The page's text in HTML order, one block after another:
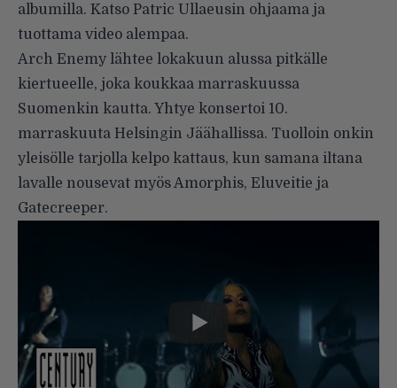
albumilla. Katso Patric Ullaeusin ohjaama ja
tuottama video alempaa.
Arch Enemy lähtee lokakuun alussa pitkälle
kiertueelle, joka koukkaa marraskuussa
Suomenkin kautta. Yhtye konsertoi 10.
marraskuuta Helsingin Jäähallissa. Tuolloin onkin
yleisölle tarjolla kelpo kattaus, kun samana iltana
lavalle nousevat myös Amorphis, Eluveitie ja
Gatecreeper.